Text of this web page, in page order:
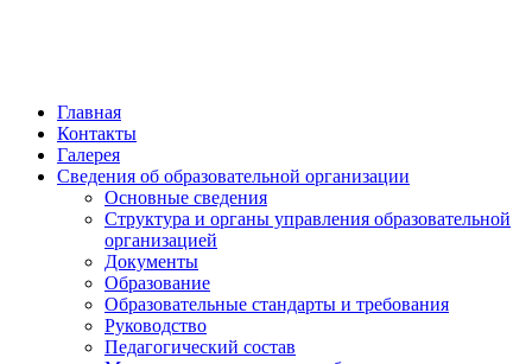
Главная
Контакты
Галерея
Сведения об образовательной организации
Основные сведения
Структура и органы управления образовательной
организацией
Документы
Образование
Образовательные стандарты и требования
Руководство
Педагогический состав